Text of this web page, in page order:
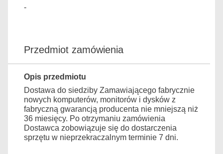
-
Przedmiot zamówienia
Opis przedmiotu
Dostawa do siedziby Zamawiającego fabrycznie
nowych komputerów, monitorów i dysków z
fabryczną gwarancją producenta nie mniejszą niż
36 miesięcy. Po otrzymaniu zamówienia
Dostawca zobowiązuje się do dostarczenia
sprzętu w nieprzekraczalnym terminie 7 dni.